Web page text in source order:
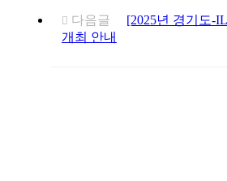
다음글
[2025년 경기도-
개최 안내